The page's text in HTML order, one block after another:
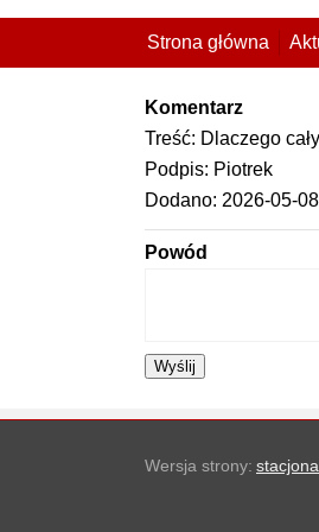
Strona główna
Komentarz
Treść: Dlaczego
Podpis: Piotrek
Dodano: 2026-05-
Powód
Wyślij
Wersja strony: